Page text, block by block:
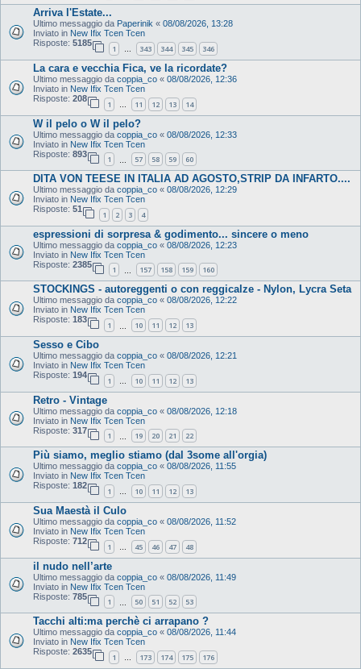
Arriva l'Estate...
Ultimo messaggio da Paperinik « 08/08/2026, 13:28
Inviato in New Ifix Tcen Tcen
Risposte: 5185
1 … 343 344 345 346
La cara e vecchia Fica, ve la ricordate?
Ultimo messaggio da coppia_co « 08/08/2026, 12:36
Inviato in New Ifix Tcen Tcen
Risposte: 208
1 … 11 12 13 14
W il pelo o W il pelo?
Ultimo messaggio da coppia_co « 08/08/2026, 12:33
Inviato in New Ifix Tcen Tcen
Risposte: 893
1 57 58 59 60
DITA VON TEESE IN ITALIA AD AGOSTO,STRIP DA INFARTO....
Ultimo messaggio da coppia_co « 08/08/2026, 12:29
Inviato in New Ifix Tcen Tcen
Risposte: 51
1 2 3 4
espressioni di sorpresa & godimento... sincere o meno
Ultimo messaggio da coppia_co « 08/08/2026, 12:23
Inviato in New Ifix Tcen Tcen
Risposte: 2385
1 157 158 159 160
STOCKINGS - autoreggenti o con reggicalze - Nylon, Lycra Seta
Ultimo messaggio da coppia_co « 08/08/2026, 12:22
Inviato in New Ifix Tcen Tcen
Risposte: 183
1 10 11 12 13
Sesso e Cibo
Ultimo messaggio da coppia_co « 08/08/2026, 12:21
Inviato in New Ifix Tcen Tcen
Risposte: 194
1 … 10 11 12 13
Retro - Vintage
Ultimo messaggio da coppia_co « 08/08/2026, 12:18
Inviato in New Ifix Tcen Tcen
Risposte: 317
1 19 20 21 22
Più siamo, meglio stiamo (dal 3some all'orgia)
Ultimo messaggio da coppia_co « 08/08/2026, 11:55
Inviato in New Ifix Tcen Tcen
Risposte: 182
1 … 10 11 12 13
Sua Maestà il Culo
Ultimo messaggio da coppia_co « 08/08/2026, 11:52
Inviato in New Ifix Tcen Tcen
Risposte: 712
1 … 45 46 47 48
il nudo nell’arte
Ultimo messaggio da coppia_co « 08/08/2026, 11:49
Inviato in New Ifix Tcen Tcen
Risposte: 785
1 50 51 52 53
Tacchi alti:ma perchè ci arrapano ?
Ultimo messaggio da coppia_co « 08/08/2026, 11:44
Inviato in New Ifix Tcen Tcen
Risposte: 2635
1 … 173 174 175 176